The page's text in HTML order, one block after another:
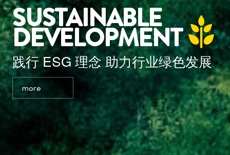
SUSTAINABLE
DEVELOPMENT
践行 ESG 理念 助力行业绿色发展
more